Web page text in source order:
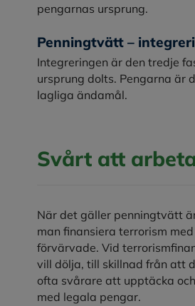
pengarnas ursprung.
Penningtvätt –
Integreringen är den tredje
ursprung dolts. Pengarna är
lagliga ändamål.
Svårt att
När det gäller penningtvätt
man finansiera terrorism
förvärvade. Vid
vill dölja, till skillnad från att
ofta svårare att upptäcka
med legala pengar.